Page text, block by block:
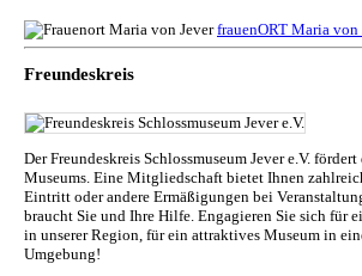
frauenORT Maria von
Freundeskreis
Der Freundeskreis Schlossmuseum Jever e.V.
Museums. Eine Mitgliedschaft bietet Ihnen
Eintritt oder andere Ermäßigungen bei
braucht Sie und Ihre Hilfe. Engagieren Sie sich für
in unserer Region, für ein attraktives Museum in
Umgebung!